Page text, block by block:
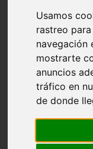
Usamos
rastreo
navegación
mostrarte
anuncios
tráfico en
de donde
abandono
adopci n
ferias
higiene
snacks
iberzoo propet
comercios
estanques
conejos
navidad